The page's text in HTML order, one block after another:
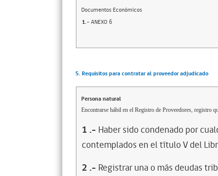
Documentos Económicos
1.- ANEXO 6
5. Requisitos para contratar al proveedor adjudicado
Persona natural
Encontrarse hábil en el Registro de Proveedores, registro
1 .- Haber sido condenado por
contemplados en el título V del
2 .- Registrar una o más deudas